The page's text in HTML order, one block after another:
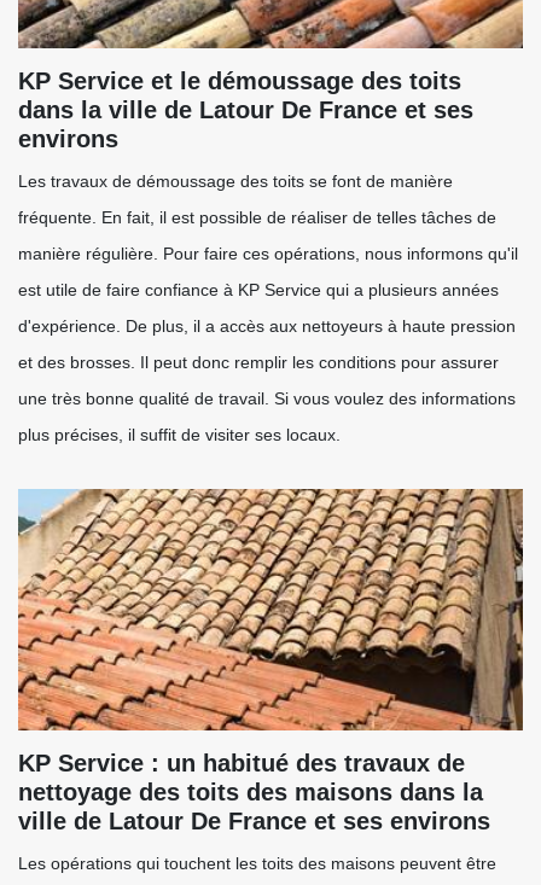
KP Service et le démoussage des toits
dans la ville de Latour De France et ses
environs
Les travaux de démoussage des toits se font de manière
fréquente. En fait, il est possible de réaliser de telles tâches de
manière régulière. Pour faire ces opérations, nous informons qu'il
est utile de faire confiance à KP Service qui a plusieurs années
d'expérience. De plus, il a accès aux nettoyeurs à haute pression
et des brosses. Il peut donc remplir les conditions pour assurer
une très bonne qualité de travail. Si vous voulez des informations
plus précises, il suffit de visiter ses locaux.
KP Service : un habitué des travaux de
nettoyage des toits des maisons dans la
ville de Latour De France et ses environs
Les opérations qui touchent les toits des maisons peuvent être